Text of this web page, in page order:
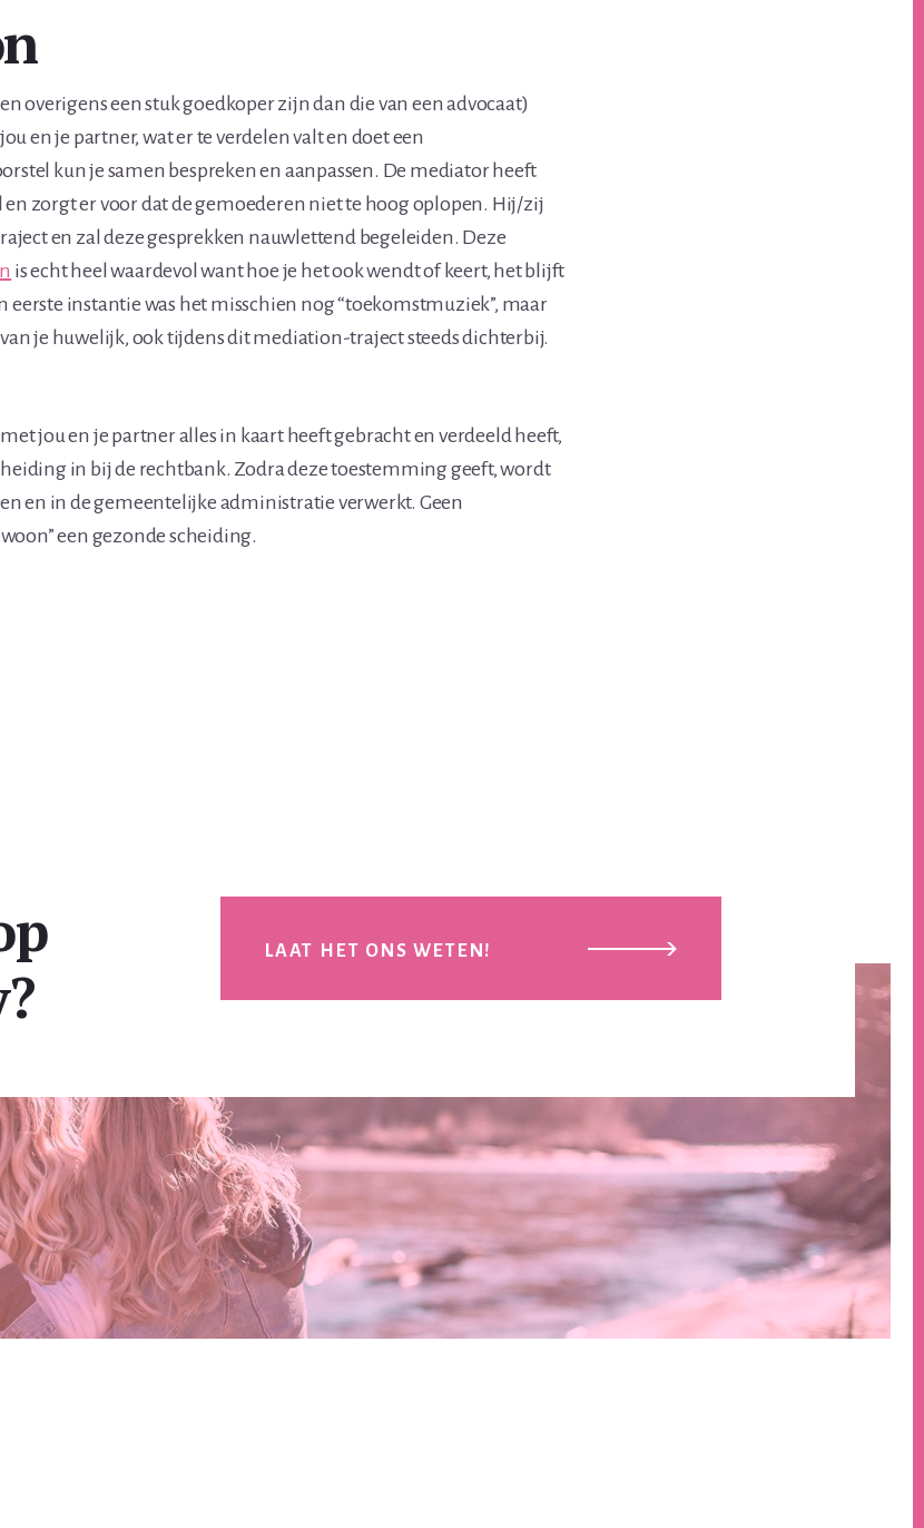
overigens een stuk goedkoper zijn dan die van een advocaat)
en je partner, wat er te verdelen valt en doet een
kun je samen bespreken en aanpassen. De mediator heeft
en zorgt er voor dat de gemoederen niet te hoog oplopen. Hij/zij
en zal deze gesprekken nauwlettend begeleiden. Deze
is echt heel waardevol want hoe je het ook wendt of keert, het blijft
instantie was het misschien nog “toekomstmuziek”, maar
je huwelijk, ook tijdens dit mediation-traject steeds dichterbij.
jou en je partner alles in kaart heeft gebracht en verdeeld heeft,
in bij de rechtbank. Zodra deze toestemming geeft, wordt
en in de gemeentelijke administratie verwerkt. Geen
een gezonde scheiding.
LAAT HET ONS WETEN!